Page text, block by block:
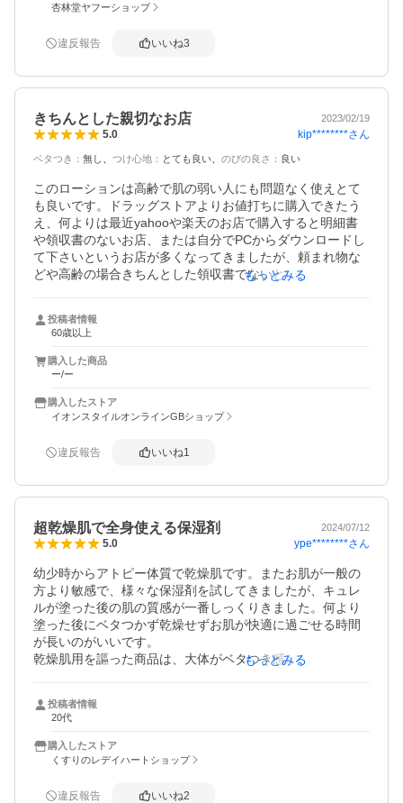
買いです。
使ったら無香料とは言え少し匂いが変わっていて、変質し
めた方がいいのかな？と思いつつ使っています。
杏林堂ヤフーショップ
違反報告 いいね3
きちんとした親切なお店 2023/02/19
5.0 kip********さん
ベタつき ： 無し つけ心地 ： とても良い のびの良さ ： 良い
このローションは高齢で肌の弱い人にも問題なく使えとて
も良いです。ドラッグストアよりお値打ちに購入できたう
え、何よりは最近yahooや楽天のお店で購入すると明細書
や領収書のないお店、または自分でPCからダウンロードし
て下さいというお店が多くなってきましたが、頼まれ物な
どや高齢の場合きちんとした領収書でないといけない場合
助かります。オンラインの時代とは言え、まだ紙の領収
書、明細書を必要とする人や、また私の周りでもダウンロ
ードで自分で印刷ができない、またはプリンターを持って
いないシニア、高齢者が多くいます。これからこちらでお
買い物したいと思います。
もっとみる
投稿者情報
60歳以上
購入した商品
ー/ー
購入したストア
イオンスタイルオンラインGBショップ
違反報告 いいね1
超乾燥肌で全身使える保湿剤 2024/07/12
5.0 ype********さん
幼少時からアトピー体質で乾燥肌です。またお肌が一般の
方より敏感で、様々な保湿剤を試してきましたが、キュレ
ルが塗った後の肌の質感が一番しっくりきました。何より
塗った後にベタつかず乾燥せずお肌が快適に過ごせる時間
が長いのがいいです。
乾燥肌用を謳った商品は、大体がベタつき感が酷く何とな
一苦労しました。
これを毎日全身に塗るのでそれなりに経済的に普段がかか
る中、こちらでまとめて購入するのがドラックストアやス
ーパーなどで特売で買うよりも断然お得🉐です。
もっとみる
投稿者情報
20代
購入したストア
くすりのレデイハートショップ
違反報告 いいね2